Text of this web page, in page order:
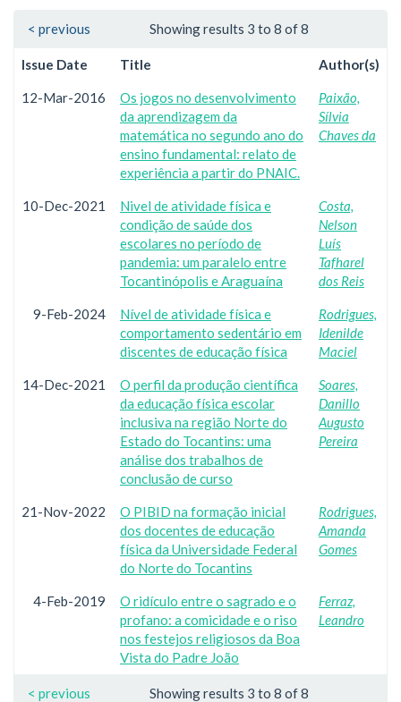
Showing results 3 to 8 of 8
< previous
Issue Date Title Author(s)
12-Mar-2016
Os jogos no desenvolvimento
da aprendizagem da
matemática no segundo ano do
ensino fundamental: relato de
experiência a partir do PNAIC.
Paixão,
Sílvia
Chaves da
10-Dec-2021
Nivel de atividade física e
condição de saúde dos
escolares no período de
pandemia: um paralelo entre
Tocantinópolis e Araguaína
Costa,
Nelson
Luís
Tafharel
dos Reis
9-Feb-2024
Nível de atividade física e
comportamento sedentário em
discentes de educação física
Rodrigues,
Idenilde
Maciel
14-Dec-2021
O perfil da produção científica
da educação física escolar
inclusiva na região Norte do
Estado do Tocantins: uma
análise dos trabalhos de
conclusão de curso
Soares,
Danillo
Augusto
Pereira
21-Nov-2022
O PIBID na formação inicial
dos docentes de educação
física da Universidade Federal
do Norte do Tocantins
Rodrigues,
Amanda
Gomes
4-Feb-2019
O ridículo entre o sagrado e o
profano: a comicidade e o riso
nos festejos religiosos da Boa
Vista do Padre João
Ferraz,
Leandro
Showing results 3 to 8 of 8
< previous